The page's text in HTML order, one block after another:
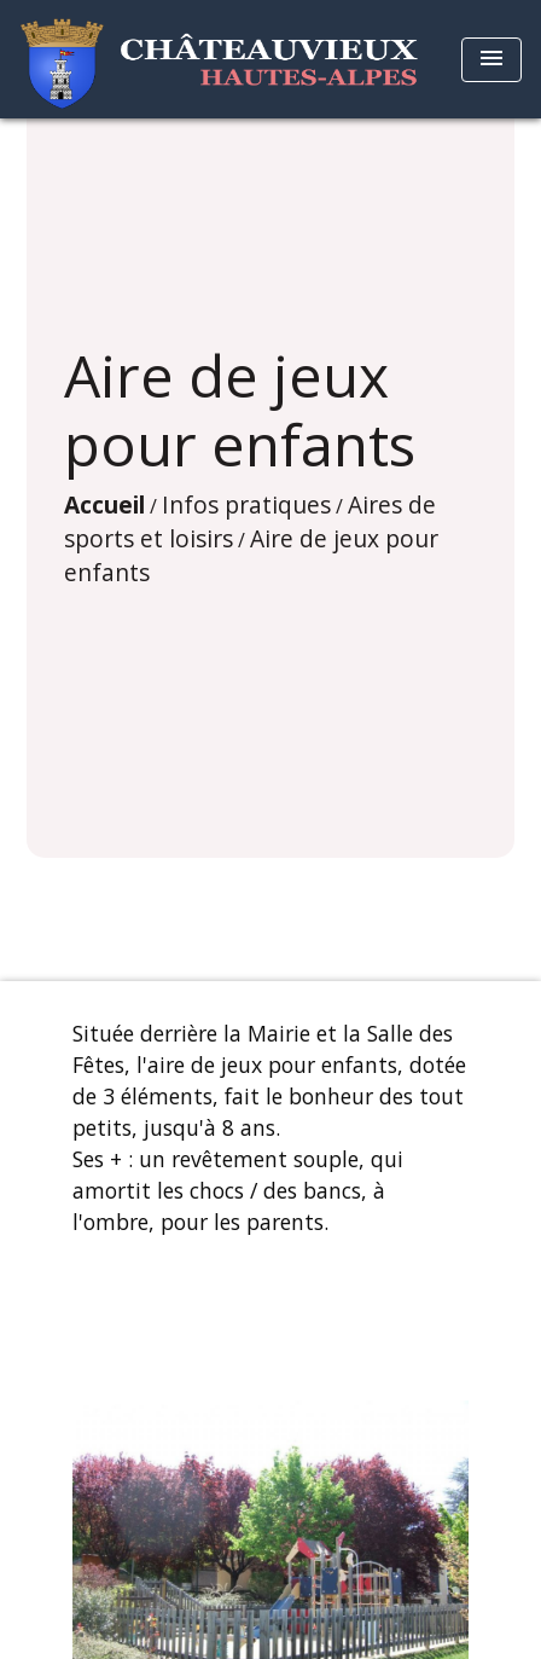
menu
Aire de jeux
pour enfants
Accueil / Infos pratiques/Aires de
sports et loisirs/Aire de jeux pour
enfants
Située derrière la Mairie et la Salle des
Fêtes, l'aire de jeux pour enfants, dotée
de 3 éléments, fait le bonheur des tout
petits, jusqu'à 8 ans.
Ses + : un revêtement souple, qui
amortit les chocs / des bancs, à
l'ombre, pour les parents.